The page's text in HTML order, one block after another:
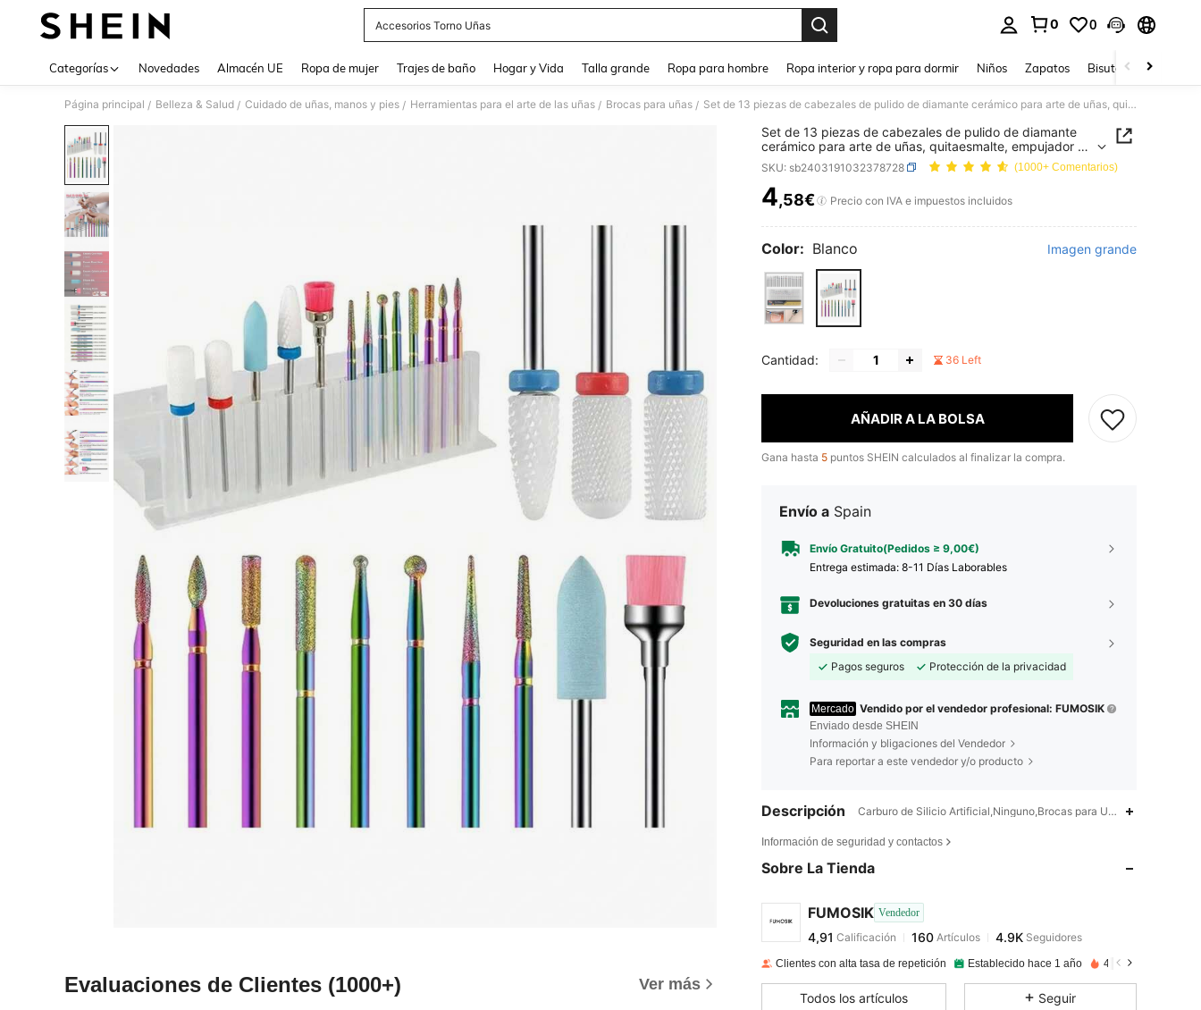
Accesorios Torno Uñas
0 0
Categorías Novedades Almacén UE Ropa de mujer Trajes de baño Hogar y Vida Talla grande Ropa para hombre Ropa interior y ropa para dormir Niños Zapatos Bisutería Y
Página principal / Belleza & Salud / Cuidado de uñas, manos y pies / Herramientas para el arte de las uñas / Brocas para uñas / Set de 13 piezas de cabezales de pulido de diamante cerámico para arte de uñas, quitaesmalte, empujador de cutículas y accesorios de lima de uñas
Evaluaciones de Clientes (1000+) Ver más
Set de 13 piezas de cabezales de pulido de diamante
cerámico para arte de uñas, quitaesmalte, empujador de
cutículas y accesorios de lima de uñas
SKU: sb2403191032378728 (1000+ Comentarios)
PRICE AND AVAILABILITY
4,58€ Precio con IVA e impuestos incluidos
Color: Blanco Imagen grande
Cantidad: 36 Left
AÑADIR A LA BOLSA
Gana hasta 5 puntos SHEIN calculados al finalizar la compra.
Envío a Spain
Envío Gratuito(Pedidos ≥ 9,00€)
Entrega estimada: 8-11 Días Laborables
Devoluciones gratuitas en 30 días
Seguridad en las compras
Pagos seguros
Protección de la privacidad
Mercado Vendido por el vendedor profesional: FUMOSIK
Enviado desde SHEIN
Información y bligaciones del Vendedor
Para reportar a este vendedor y/o producto
Descripción Carburo de Silicio Artificial,Ninguno,Brocas para Uñas
Información de seguridad y contactos
Sobre La Tienda
FUMOSIK Vendedor
4,91 160 4.9K
4,91
Calificación 160
n***fpagadoHace 1 día
4,91 160 4.9K
Clientes con alta tasa de repetición Establecido hace 1 año 430K Vendido
Todos los artículos Seguir